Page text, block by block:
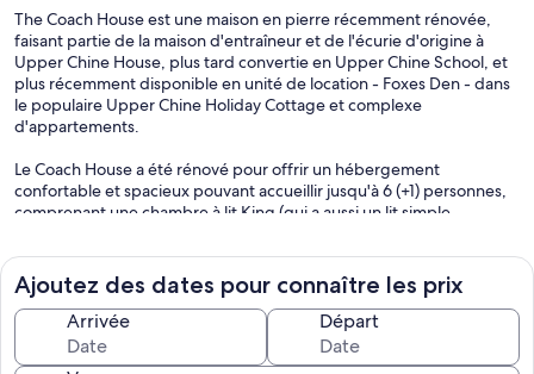
The Coach House est une maison en pierre récemment rénovée,
faisant partie de la maison d'entraîneur et de l'écurie d'origine à
Upper Chine House, plus tard convertie en Upper Chine School, et
plus récemment disponible en unité de location - Foxes Den - dans
le populaire Upper Chine Holiday Cottage et complexe
d'appartements.
Le Coach House a été rénové pour offrir un hébergement
confortable et spacieux pouvant accueillir jusqu'à 6 (+1) personnes,
comprenant une chambre à lit King (qui a aussi un lit simple
une autre chambre double et une chambre avec lits superposés. Les
lits bénéficient de matelas supérieurs et de couettes en plumes, de
surmatelas et d'oreillers pour une nuit de luxe. Un lit de voyage est
également disponible.
Au rez-de-chaussée se trouve une salle de bains familiale, un
Ajoutez des dates pour connaître les prix
Arrivée Départ